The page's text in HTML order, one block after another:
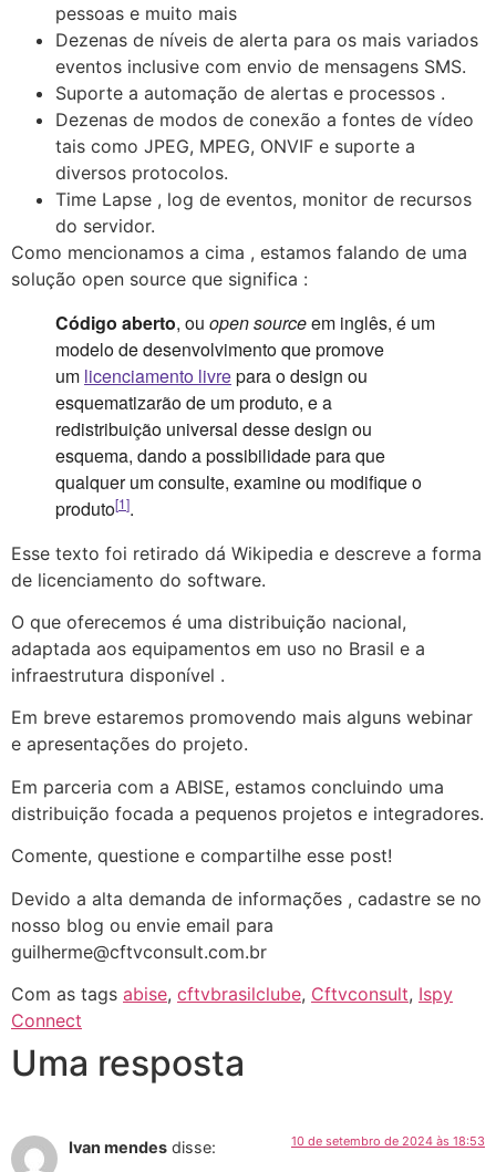
pessoas e muito mais
Dezenas de níveis de alerta para os mais variados
eventos inclusive com envio de mensagens SMS.
Suporte a automação de alertas e processos .
Dezenas de modos de conexão a fontes de vídeo
tais como JPEG, MPEG, ONVIF e suporte a
diversos protocolos.
Time Lapse , log de eventos, monitor de recursos
do servidor.
Como mencionamos a cima , estamos falando de uma
solução open source que significa :
Código aberto, ou open sourceem inglês, é um
modelo de desenvolvimento que promove
um licenciamento livrepara o design ou
esquematizarão de um produto, e a
redistribuição universal desse design ou
esquema, dando a possibilidade para que
qualquer um consulte, examine ou modifique o
produto[1].
Esse texto foi retirado dá Wikipedia e descreve a forma
de licenciamento do software.
O que oferecemos é uma distribuição nacional,
adaptada aos equipamentos em uso no Brasil e a
infraestrutura disponível .
Em breve estaremos promovendo mais alguns webinar
e apresentações do projeto.
Em parceria com a ABISE, estamos concluindo uma
distribuição focada a pequenos projetos e integradores.
Comente, questione e compartilhe esse post!
Devido a alta demanda de informações , cadastre se no
nosso blog ou envie email para
guilherme@cftvconsult.com.br
Com as tags abise, cftvbrasilclube, Cftvconsult, Ispy
Connect
Uma resposta
Ivan mendes disse: 10 de setembro de 2024 às 18:53